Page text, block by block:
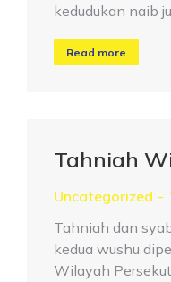
kedudukan naib
Read more
Tahniah
Uncategorized
Tahniah dan
kedua wushu
Wilayah